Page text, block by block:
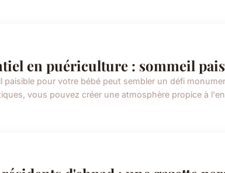
en puériculture : sommeil
paisible pour votre bébé peut sembler un défi
vous pouvez créer une atmosphère propice à